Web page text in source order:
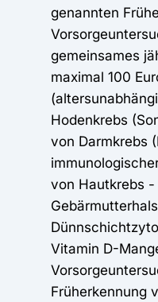
genannten
gemeinsames
maximal 100
Hodenkrebs
von Darmkrebs
von Hautkrebs -
Vitamin D-
Früherkennung